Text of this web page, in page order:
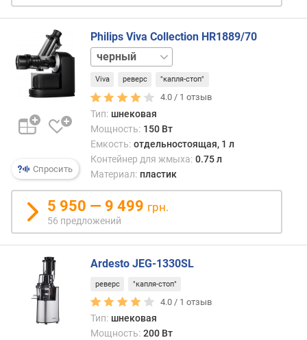
д
е
в
ы
м
п
о
т
з
ы
в
а
м
д
а
т
Спросить
Philips Viva Collection HR1889/70
белый
Viva реверс "капля-стоп"
4.0 / 1 отзыв
Тип: шнековая
Мощность: 150 Вт
Емкость: отдельностоящая, 1 л
Контейнер для жмыха: 0.75 л
Материал: пластик
5 950 — 9 499 грн.
56 предложений
Ardesto JEG-1330SL
реверс "капля-стоп"
4.0 / 1 отзыв
Тип: шнековая
Мощность: 200 Вт